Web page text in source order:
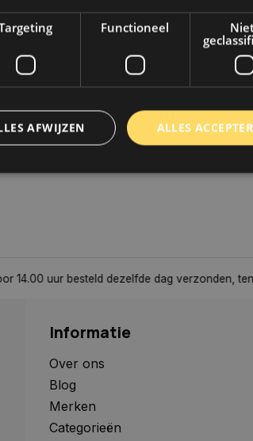
uur besteld dezelfde dag verzonden, tenzij
Informatie
Over ons
Blog
Merken
Categorieën
Functioneel
ALLES
AFWIJZEN
Dit cookie wordt gebruikt om een
sessie ID wordt gebruikt om een veilige en
consistente gebruikerservaring te behouden,
te zorgen dat pagina wijzigingen of item
worden onthouden van pagina naar pagina.
geen persoonlijke gegevens op.
Deze cookie wordt gebruikt om onderscheid te